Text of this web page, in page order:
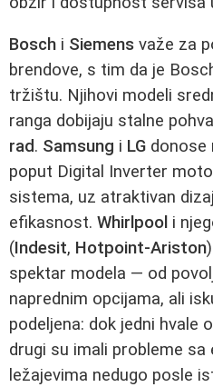
Bosch i Siemens važe za
brendove, s tim da je
tržištu. Njihovi modeli
ranga dobijaju stalne
rad. Samsung i LG donose
poput Digital Inverter
sistema, uz atraktivan
efikasnost. Whirlpool i
(Indesit, Hotpoint-Ariston
spektar modela — od
naprednim opcijama, ali
podeljena: dok jedni hvale
drugi su imali probleme sa
ležajevima nedugo posle